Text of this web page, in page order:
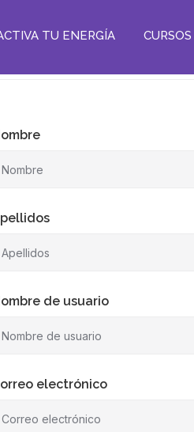
TU ENERGÍA CURSOS
de usuario
electrónico